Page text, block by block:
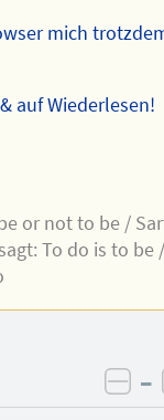
mich
auf Wiederlesen!
or not to be /
To do is to be /
–